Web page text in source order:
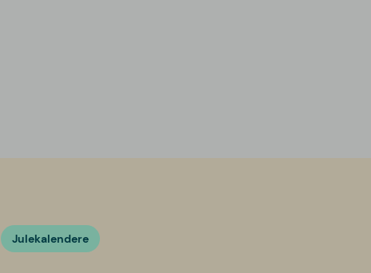
Julekalendere